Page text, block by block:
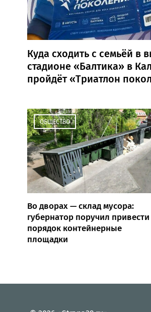
Куда сходить с семьёй в
стадионе «Балтика» в
пройдёт «Триатлон
ОБЩЕСТВО
Во дворах — склад мусора:
губернатор поручил привести
порядок контейнерные
площадки